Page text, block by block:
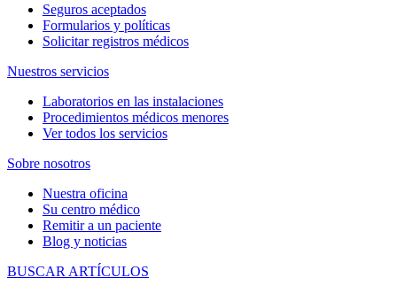
Seguros aceptados
Formularios y políticas
Solicitar registros médicos
Nuestros servicios
Laboratorios en las instalaciones
Procedimientos médicos menores
Ver todos los servicios
Sobre nosotros
Nuestra oficina
Su centro médico
Remitir a un paciente
Blog y noticias
BUSCAR ARTÍCULOS